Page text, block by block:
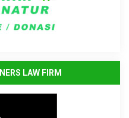
LAW FIRM